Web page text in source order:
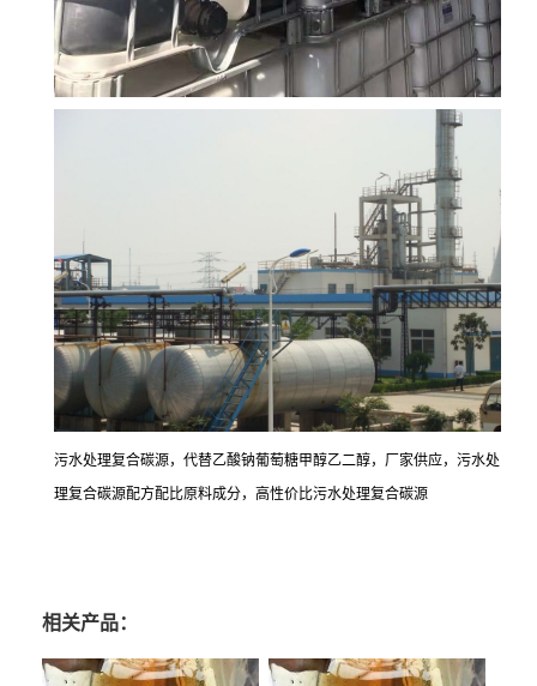
污水处理复合碳源，代替乙酸钠葡萄糖甲醇乙二醇，厂家供应，污水处
理复合碳源配方配比原料成分，高性价比污水处理复合碳源
相关产品：